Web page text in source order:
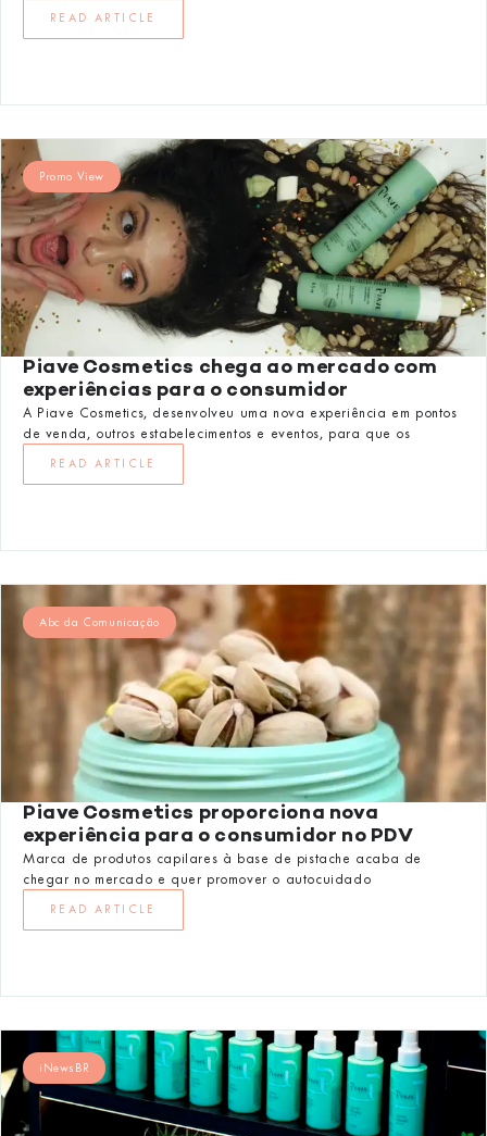
READ ARTICLE
Promo View
Piave Cosmetics chega ao mercado com
experiências para o consumidor
A Piave Cosmetics, desenvolveu uma nova experiência em pontos
de venda, outros estabelecimentos e eventos, para que os
READ ARTICLE
Abc da Comunicação
Piave Cosmetics proporciona nova
experiência para o consumidor no PDV
Marca de produtos capilares à base de pistache acaba de
chegar no mercado e quer promover o autocuidado
READ ARTICLE
iNewsBR